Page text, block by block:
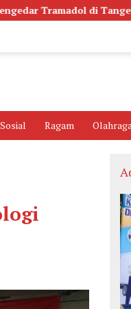
di Tangerang, Ribuan
Sosial Ragam